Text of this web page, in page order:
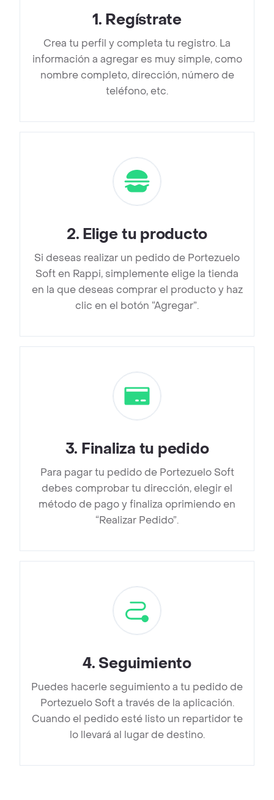
1. Regístrate
Crea tu perfil y completa tu registro. La
información a agregar es muy simple, como
nombre completo, dirección, número de
teléfono, etc.
2. Elige tu producto
Si deseas realizar un pedido de Portezuelo
Soft en Rappi, simplemente elige la tienda
en la que deseas comprar el producto y haz
clic en el botón “Agregar”.
3. Finaliza tu pedido
Para pagar tu pedido de Portezuelo Soft
debes comprobar tu dirección, elegir el
método de pago y finaliza oprimiendo en
“Realizar Pedido”.
4. Seguimiento
Puedes hacerle seguimiento a tu pedido de
Portezuelo Soft a través de la aplicación.
Cuando el pedido esté listo un repartidor te
lo llevará al lugar de destino.